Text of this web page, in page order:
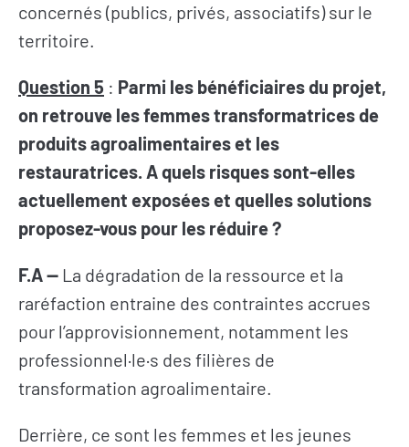
concernés (publics, privés, associatifs) sur le
territoire.
Question 5 : Parmi les bénéficiaires du projet,
on retrouve les femmes transformatrices de
produits agroalimentaires et les
restauratrices. A quels risques sont-elles
actuellement exposées et quelles solutions
proposez-vous pour les réduire ?
F.A— La dégradation de la ressource et la
raréfaction entraine des contraintes accrues
pour l’approvisionnement, notamment les
professionnel·le·s des filières de
transformation agroalimentaire.
Derrière, ce sont les femmes et les jeunes